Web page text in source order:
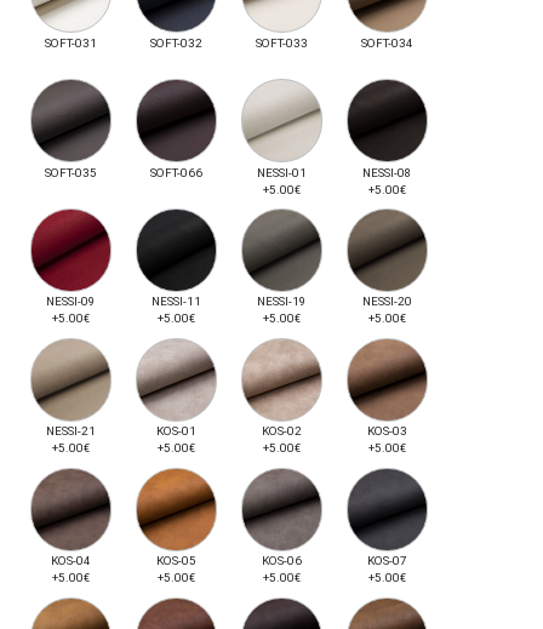
SOFT-031 SOFT-032 SOFT-033 SOFT-034
SOFT-035 SOFT-066
NESSI-01
+5.00€
NESSI-08
+5.00€
NESSI-09
+5.00€
NESSI-11
+5.00€
NESSI-19
+5.00€
NESSI-20
+5.00€
NESSI-21
+5.00€
KOS-01
+5.00€
KOS-02
+5.00€
KOS-03
+5.00€
KOS-04
+5.00€
KOS-05
+5.00€
KOS-06
+5.00€
KOS-07
+5.00€